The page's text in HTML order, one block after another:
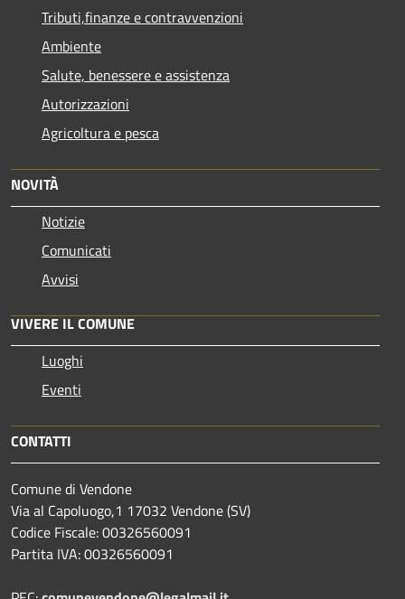
Tributi,finanze e contravvenzioni
Ambiente
Salute, benessere e assistenza
Autorizzazioni
Agricoltura e pesca
NOVITÀ
Notizie
Comunicati
Avvisi
VIVERE IL COMUNE
Luoghi
Eventi
CONTATTI
Comune di Vendone
Via al Capoluogo,1 17032 Vendone (SV)
Codice Fiscale: 00326560091
Partita IVA: 00326560091